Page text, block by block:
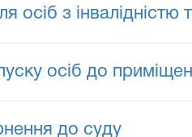
осіб з
осіб до
до суду